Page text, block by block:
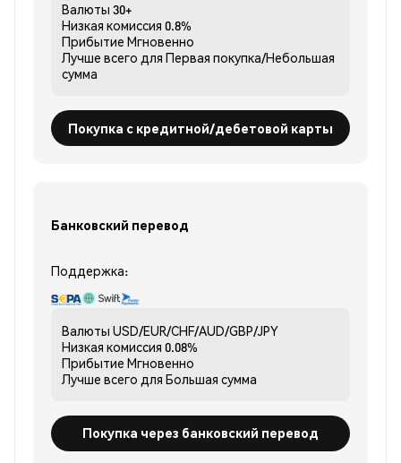
Валюты 30+
Низкая комиссия 0.8%
Прибытие Мгновенно
Лучше всего для Первая покупка/Небольшая
сумма
Покупка с кредитной/дебетовой карты
Банковский перевод
Поддержка:
Валюты USD/EUR/CHF/AUD/GBP/JPY
Низкая комиссия 0.08%
Прибытие Мгновенно
Лучше всего для Большая сумма
Покупка через банковский перевод